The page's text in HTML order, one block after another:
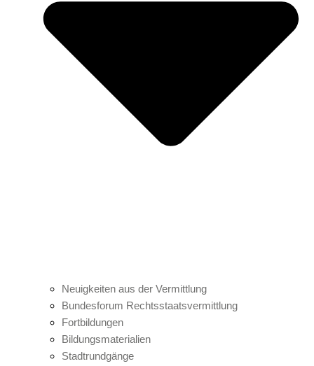
Neuigkeiten aus der Vermittlung
Bundesforum Rechtsstaatsvermittlung
Fortbildungen
Bildungsmaterialien
Stadtrundgänge